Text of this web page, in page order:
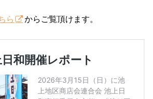
ら からご覧頂けます。